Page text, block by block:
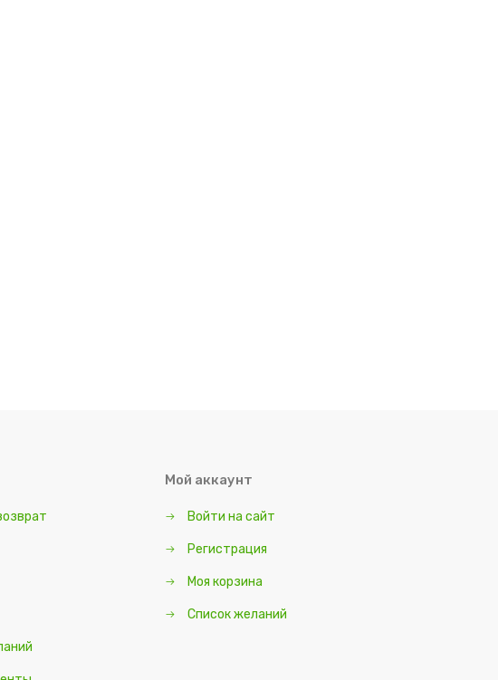
Мой аккаунт
Войти на сайт
Регистрация
Моя корзина
Список желаний